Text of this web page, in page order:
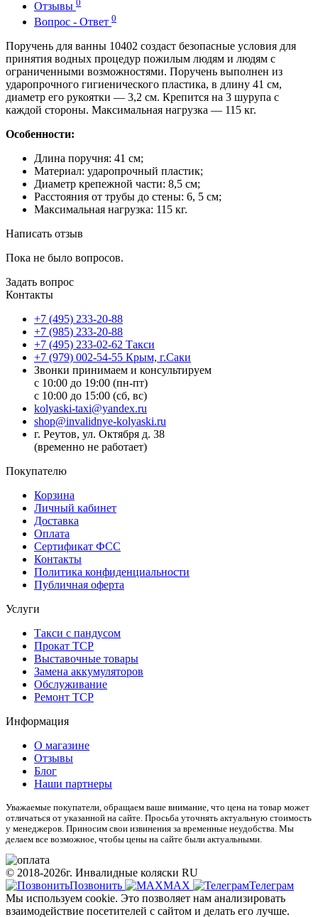
Отзывы 0
Вопрос - Ответ 0
Поручень для ванны 10402 создаст безопасные условия для
принятия водных процедур пожилым людям и людям с
ограниченными возможностями. Поручень выполнен из
ударопрочного гигиенического пластика, в длину 41 см,
диаметр его рукоятки — 3,2 см. Крепится на 3 шурупа с
каждой стороны. Максимальная нагрузка — 115 кг.
Особенности:
Длина поручня: 41 см;
Материал: ударопрочный пластик;
Диаметр крепежной части: 8,5 см;
Расстояния от трубы до стены: 6, 5 см;
Максимальная нагрузка: 115 кг.
Написать отзыв
Пока не было вопросов.
Задать вопрос
Контакты
+7 (495) 233-20-88
+7 (985) 233-20-88
+7 (495) 233-02-62 Такси
+7 (979) 002-54-55 Крым, г.Саки
Звонки принимаем и консультируем
с 10:00 до 19:00 (пн-пт)
с 10:00 до 15:00 (сб, вс)
kolyaski-taxi@yandex.ru
shop@invalidnye-kolyaski.ru
г. Реутов, ул. Октября д. 38
(временно не работает)
Покупателю
Корзина
Личный кабинет
Доставка
Оплата
Сертификат ФСС
Контакты
Политика конфиденциальности
Публичная оферта
Услуги
Такси с пандусом
Прокат ТСР
Выставочные товары
Замена аккумуляторов
Обслуживание
Ремонт ТСР
Информация
О магазине
Отзывы
Блог
Наши партнеры
Уважаемые покупатели, обращаем ваше внимание, что цена на товар может
отличаться от указанной на сайте. Просьба уточнять актуальную стоимость
у менеджеров. Приносим свои извинения за временные неудобства. Мы
делаем все возможное, чтобы цены на сайте были актуальными.
© 2018-2026г. Инвалидные коляски RU
Позвонить
МАХ
Телеграм
Мы используем cookie. Это позволяет нам анализировать
взаимодействие посетителей с сайтом и делать его лучше.